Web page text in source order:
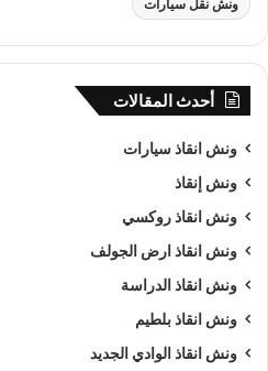
ونش انقاذ سيارات
من اهم اسباب نجاح شركة الرواد
الكبيرة في استغلال الوقت وتقديم
عالية باقل سعر وأن نصبح من
ونش انقاذ سيارات
المحافظات كما ننافس الشركات
ونش نقل سيارات
أحدث المقالات
ونش انقاذ سيارات
ونش إنقاذ
ونش انقاذ روكسي
ونش انقاذ ارض الجولف
ونش انقاذ الدراسة
ونش انقاذ بلطيم
ونش انقاذ الوادي الجديد